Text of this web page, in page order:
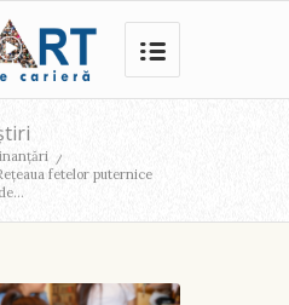
/
fetelor puternice